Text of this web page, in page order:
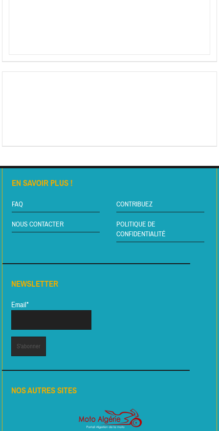
EN SAVOIR PLUS !
FAQ CONTRIBUEZ
NOUS CONTACTER
POLITIQUE DE
CONFIDENTIALITÉ
NEWSLETTER
Email*
NOS AUTRES SITES